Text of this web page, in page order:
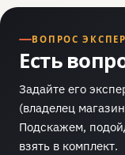
ВОПРОС
Есть
Задайте его
(владелец
Подскажем,
взять в комплект.